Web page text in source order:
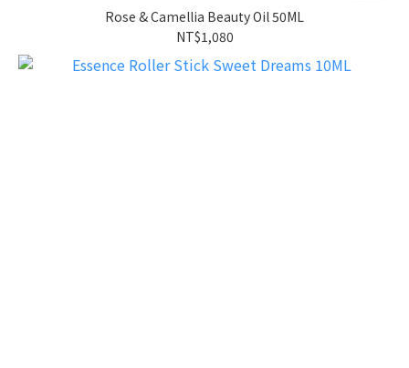
Rose & Camellia Beauty Oil 50ML
NT$1,080